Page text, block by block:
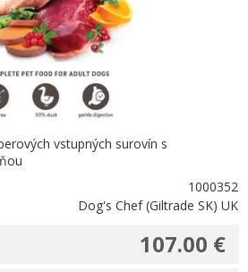
vstupných surovín s
1000352
Dog's Chef (Giltrade SK) UK
107.00 €